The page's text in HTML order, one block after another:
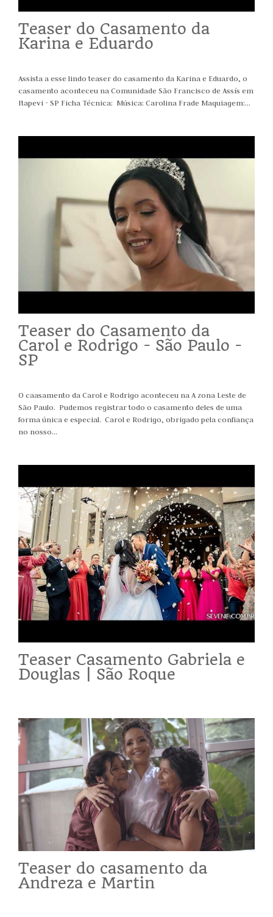
Teaser do Casamento da
Karina e Eduardo
Assista a esse lindo teaser do casamento da Karina e Eduardo, o
casamento aconteceu na Comunidade São Francisco de Assís em
Itapevi - SP Ficha Técnica: Música: Carolina Frade Maquiagem:...
Teaser do Casamento da
Carol e Rodrigo - São Paulo -
SP
O caasamento da Carol e Rodrigo aconteceu na A zona Leste de
São Paulo. Pudemos registrar todo o casamento deles de uma
forma única e especial. Carol e Rodrigo, obrigado pela confiança
no nosso...
Teaser Casamento Gabriela e
Douglas | São Roque
Teaser do casamento da
Andreza e Martin